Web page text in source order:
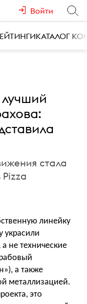
Войти
КАТАЛОГ
стала
линейку
украсили
не технические
а также
металлизацией.
это